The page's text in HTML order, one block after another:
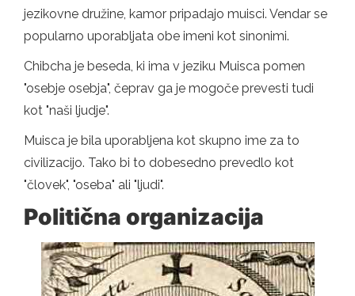
jezikovne družine, kamor pripadajo muisci. Vendar se
popularno uporabljata obe imeni kot sinonimi.
Chibcha je beseda, ki ima v jeziku Muisca pomen
"osebje osebja", čeprav ga je mogoče prevesti tudi
kot "naši ljudje".
Muisca je bila uporabljena kot skupno ime za to
civilizacijo. Tako bi to dobesedno prevedlo kot
"človek", "oseba" ali "ljudi".
Politična organizacija